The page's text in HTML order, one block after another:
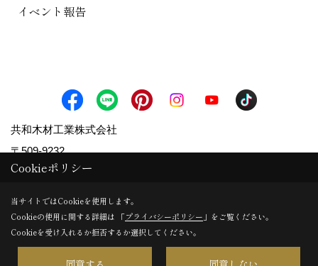
イベント報告
共和木材工業株式会社
〒509-9232
岐阜県中津川市坂下872‐1
FAX：0573-75-3381
＜営業時間＞8:00～17:00
＜定休日＞第2・第4土、日祝日、その他会社規定による
Cookieポリシー
当サイトではCookieを使用します。
Cookieの使用に関する詳細は 「プライバシーポリシー 」をご覧ください。
Cookieを受け入れるか拒否するか選択してください。